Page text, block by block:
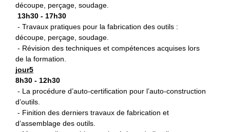
découpe, perçage, soudage.
13h30 - 17h30
- Travaux pratiques pour la fabrication des outils :
découpe, perçage, soudage.
- Révision des techniques et compétences acquises lors
de la formation.
jour5
8h30 - 12h30
- La procédure d’auto-certification pour l’auto-construction
d’outils.
- Finition des derniers travaux de fabrication et
d’assemblage des outils.